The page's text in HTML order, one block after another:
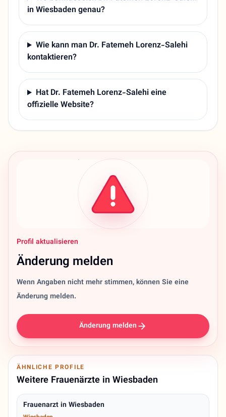
in Wiesbaden genau?
Wie kann man Dr. Fatemeh Lorenz-Salehi
kontaktieren?
Hat Dr. Fatemeh Lorenz-Salehi eine
offizielle Website?
Profil aktualisieren
Änderung melden
Wenn Angaben nicht mehr stimmen, können Sie eine
Änderung melden.
Änderung melden
ÄHNLICHE PROFILE
Weitere Frauenärzte in Wiesbaden
Frauenarzt in Wiesbaden